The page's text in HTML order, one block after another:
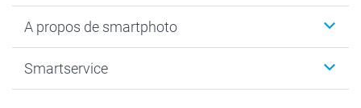
Tirage photo & agrandissement
Faire-part & Cartes
Anniversaire
Naissance & baptême
A propos de smartphoto
Plan du site
Smartservice